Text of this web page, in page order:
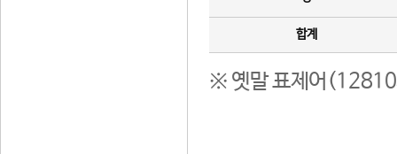
합계
※ 옛말 표제어(12810